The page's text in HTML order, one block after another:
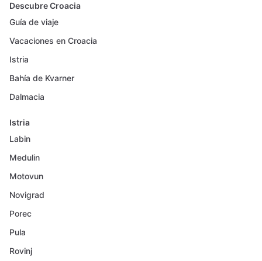
Descubre Croacia
Guía de viaje
Vacaciones en Croacia
Istria
Bahía de Kvarner
Dalmacia
Istria
Labin
Medulin
Motovun
Novigrad
Porec
Pula
Rovinj